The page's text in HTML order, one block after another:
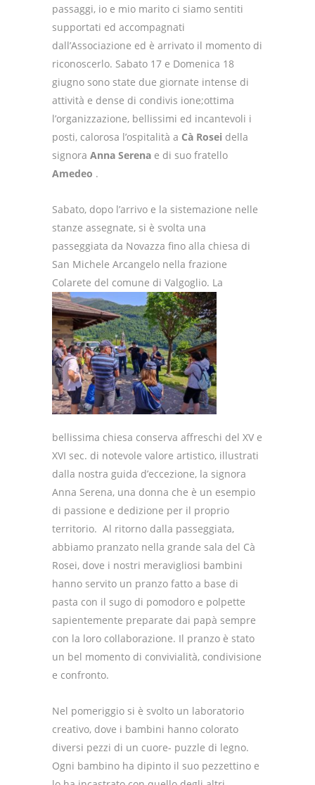
passaggi, io e mio marito ci siamo sentiti
supportati ed accompagnati
dall’Associazione ed è arrivato il momento di
riconoscerlo. Sabato 17 e Domenica 18
giugno sono state due giornate intense di
attività e dense di condivis ione;ottima
l’organizzazione, bellissimi ed incantevoli i
posti, calorosa l’ospitalità a Cà Rosei della
signora Anna Serena e di suo fratello
Amedeo .
Sabato, dopo l’arrivo e la sistemazione nelle
stanze assegnate, si è svolta una
passeggiata da Novazza fino alla chiesa di
San Michele Arcangelo nella frazione
Colarete del comune di Valgoglio. La
bellissima chiesa conserva affreschi del XV e
XVI sec. di notevole valore artistico, illustrati
dalla nostra guida d’eccezione, la signora
Anna Serena, una donna che è un esempio
di passione e dedizione per il proprio
territorio. Al ritorno dalla passeggiata,
abbiamo pranzato nella grande sala del Cà
Rosei, dove i nostri meravigliosi bambini
hanno servito un pranzo fatto a base di
pasta con il sugo di pomodoro e polpette
sapientemente preparate dai papà sempre
con la loro collaborazione. Il pranzo è stato
un bel momento di convivialità, condivisione
e confronto.
Nel pomeriggio si è svolto un laboratorio
creativo, dove i bambini hanno colorato
diversi pezzi di un cuore- puzzle di legno.
Ogni bambino ha dipinto il suo pezzettino e